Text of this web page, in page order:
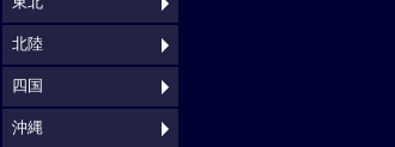
北陸
四国
沖縄